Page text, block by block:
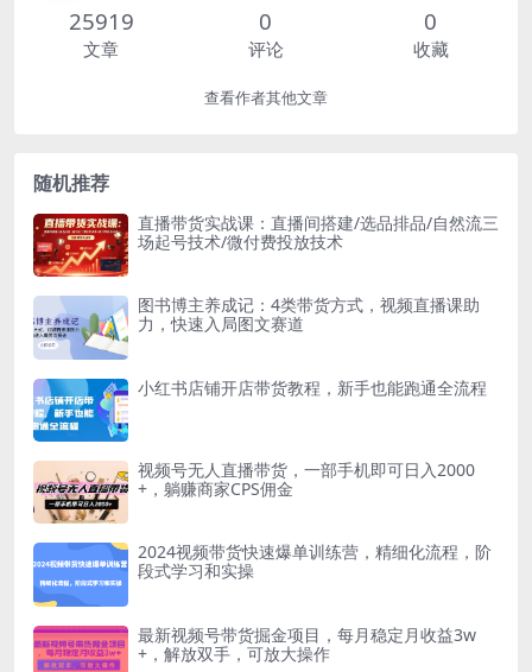
25919
文章
0
评论
0
收藏
查看作者其他文章
随机推荐
直播带货实战课：直播间搭建/选品排品/自然流三
场起号技术/微付费投放技术
图书博主养成记：4类带货方式，视频直播课助
力，快速入局图文赛道
小红书店铺开店带货教程，新手也能跑通全流程
视频号无人直播带货，一部手机即可日入2000
+，躺赚商家CPS佣金
2024视频带货快速爆单训练营，精细化流程，阶
段式学习和实操
最新视频号带货掘金项目，每月稳定月收益3w
+，解放双手，可放大操作